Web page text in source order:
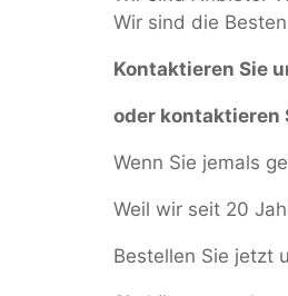
Wir sind die
Kontaktieren Sie
oder kontaktieren
Wenn Sie jemals
Weil wir seit 20
Bestellen Sie jetzt